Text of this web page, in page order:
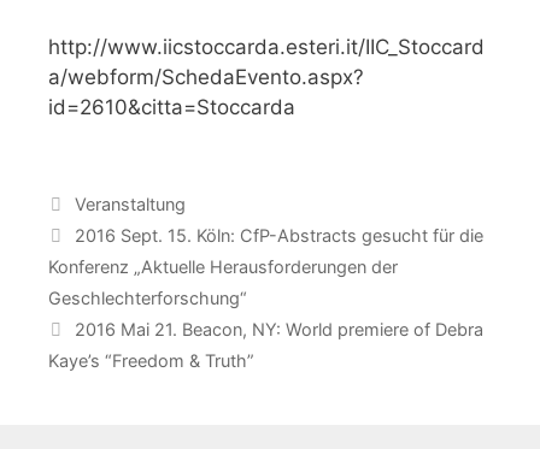
http://www.iicstoccarda.esteri.it/IIC_Stoccard
a/webform/SchedaEvento.aspx?
id=2610&citta=Stoccarda
Catégories
Veranstaltung
2016 Sept. 15. Köln: CfP-Abstracts gesucht für die
Konferenz „Aktuelle Herausforderungen der
Geschlechterforschung“
2016 Mai 21. Beacon, NY: World premiere of Debra
Kaye’s “Freedom & Truth”